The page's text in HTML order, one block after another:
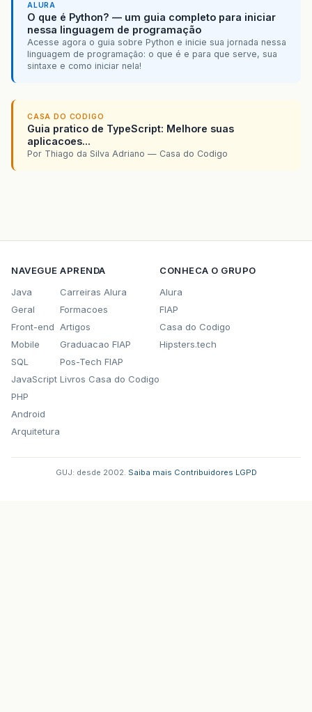
ALURA
O que é Python? — um guia completo para iniciar
nessa linguagem de programação
Acesse agora o guia sobre Python e inicie sua jornada nessa
linguagem de programação: o que é e para que serve, sua
sintaxe e como iniciar nela!
CASA DO CODIGO
Guia pratico de TypeScript: Melhore suas
aplicacoes...
Por Thiago da Silva Adriano — Casa do Codigo
NAVEGUE
Java
Geral
Front-end
Mobile
SQL
JavaScript
PHP
Android
Arquitetura
APRENDA
Carreiras Alura
Formacoes
Artigos
Graduacao FIAP
Pos-Tech FIAP
Livros Casa do Codigo
CONHECA O GRUPO
Alura
FIAP
Casa do Codigo
Hipsters.tech
GUJ: desde 2002. Saiba mais Contribuidores LGPD